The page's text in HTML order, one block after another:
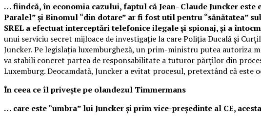
… fiindcă, în economia cazului, faptul că Jean- Claude Juncker
Paralel” și Binomul “din dotare” ar fi fost util pentru “sănătatea”
SREL a efectuat interceptări telefonice ilegale și spionaj, și a
unui serviciu secret mijloace de investigație la care Poliția Ducală și
Juncker. Pe legislația luxemburgheză, un prim-ministru putea autoriza
va stabili concret partea de responsabilitate a tuturor părților din
Luxemburg. Deocamdată, Juncker a evitat procesul, pretextând că este
În ceea ce îl privește pe olandezul Timmermans
… care este “umbra” lui Juncker și prim vice-președinte al CE,